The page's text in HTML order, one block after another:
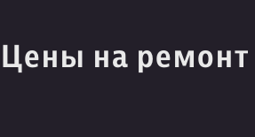
Цены на ремонт